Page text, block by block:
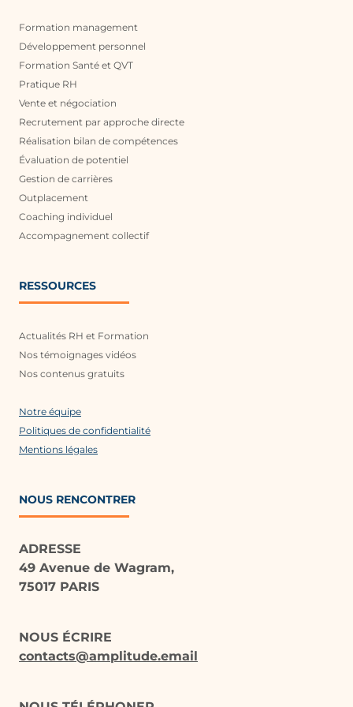
Formation management
Développement personnel
Formation Santé et QVT
Pratique RH
Vente et négociation
Recrutement par approche directe
Réalisation bilan de compétences
Évaluation de potentiel
Gestion de carrières
Outplacement
Coaching individuel
Accompagnement collectif
RESSOURCES
Actualités RH et Formation
Nos témoignages vidéos
Nos contenus gratuits
Notre équipe
Politiques de confidentialité
Mentions légales
NOUS RENCONTRER
ADRESSE
49 Avenue de Wagram,
75017 PARIS
NOUS ÉCRIRE
contacts@amplitude.email